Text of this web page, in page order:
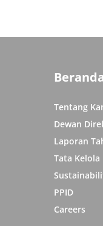
Tentang
Dewan
Laporan
Tata Kelola
PPID
Careers